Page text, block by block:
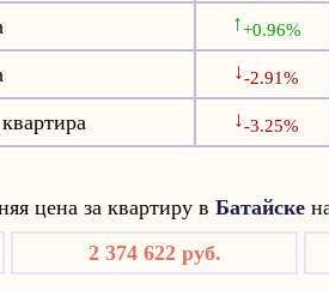
↑+0.96%
↓-2.91%
↓-3.25%
цена за квартиру в Батайске
2 374 622 руб.